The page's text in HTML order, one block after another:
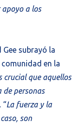
apoyo a los
subrayó la
en la
crucial que aquellos
de personas
“La fuerza y la
son